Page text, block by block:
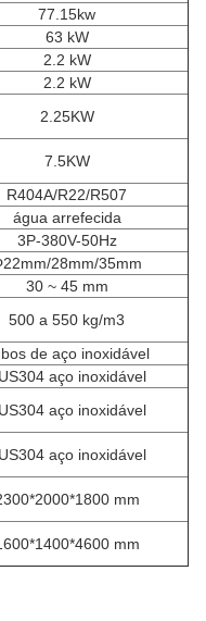
77.15kw
63 kW
2.2 kW
2.2 kW
2.25KW
7.5KW
R404A/R22/R507
água arrefecida
3P-380V-50Hz
28mm/35mm
30 ~ 45 mm
500 a 550 kg/m3
de aço inoxidável
aço inoxidável
aço inoxidável
aço inoxidável
mm
mm